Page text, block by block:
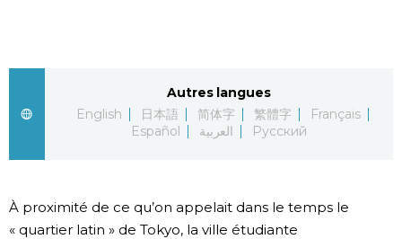
Le japonais
En plus
Séries
Autres langues
English
日本語 简体字 繁體字
Français
Español
العربية Русский
À proximité de ce qu’on appelait dans le temps le
« quartier latin » de Tokyo, la ville étudiante